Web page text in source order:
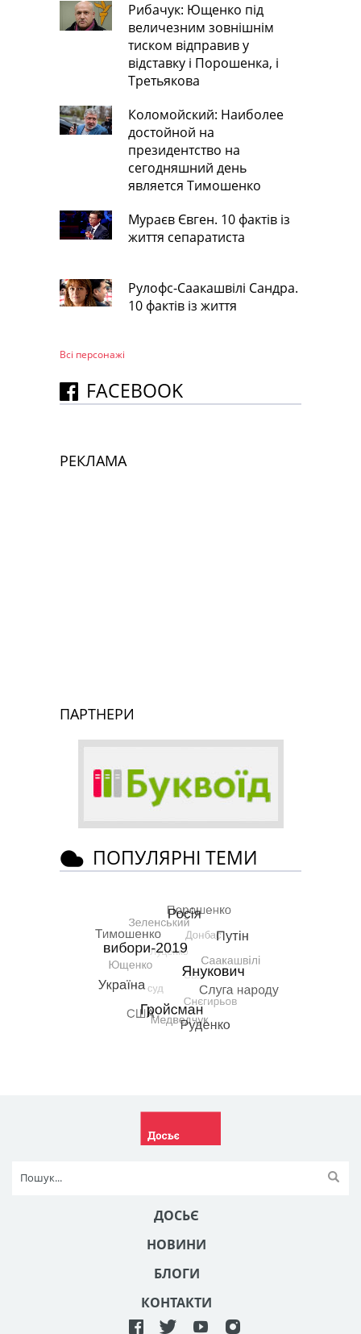
Рибачук: Ющенко під
величезним зовнішнім
тиском відправив у
відставку і Порошенка, і
Третьякова
Коломойский: Наиболее
достойной на
президентство на
сегодняшний день
является Тимошенко
Мураєв Євген. 10 фактів із
життя сепаратиста
Рулофс-Саакашвілі Сандра.
10 фактів із життя
Всі персонажi
FACEBOOK
РЕКЛАМА
ПАРТНЕРИ
ПОПУЛЯРНІ ТЕМИ
ДОСЬЄ
НОВИНИ
БЛОГИ
КОНТАКТИ